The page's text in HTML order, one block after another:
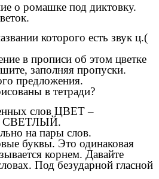
о ромашке под диктовку.
которого есть звук ц.(
в прописи об этом цветке
заполняя пропуски.
предложения.
в тетради?
слов ЦВЕТ –
на пары слов.
буквы. Это одинаковая
корнем. Давайте
Под безударной гласной